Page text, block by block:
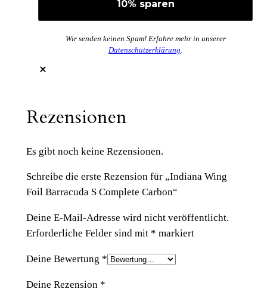
Wir senden keinen Spam! Erfahre mehr in unserer
Datenschutzerklärung.
Rezensionen
Es gibt noch keine Rezensionen.
Schreibe die erste Rezension für „Indiana Wing
Foil Barracuda S Complete Carbon“
Deine E-Mail-Adresse wird nicht veröffentlicht.
Erforderliche Felder sind mit * markiert
Deine Bewertung *
Deine Rezension *